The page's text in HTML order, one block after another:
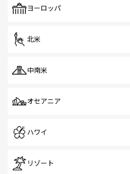
で、ホーカーズは地元の風情
ヨーロッパ
北米
中南米
オセアニア
ハワイ
リゾート